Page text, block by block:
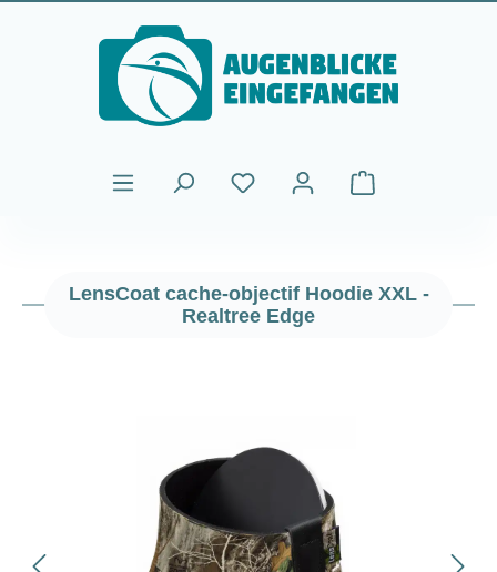
Passer au contenu principal
Le panier
LensCoat cache-objectif Hoodie XXL -
Realtree Edge